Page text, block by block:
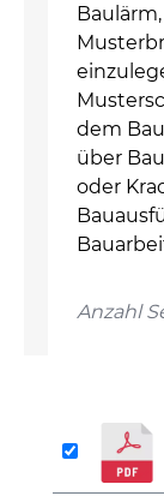
dem
über
oder
Anzahl